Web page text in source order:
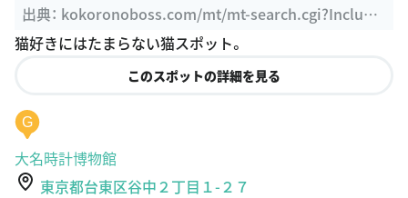
出典： kokoronoboss.com/mt/mt-search.cgi?Include
Blogs=1&tag=%E3%81%AD%E3%82%93%E3%81%A
猫好きにはたまらない猫スポット。
このスポットの詳細を見る
G
大名時計博物館
東京都台東区谷中２丁目１-２７